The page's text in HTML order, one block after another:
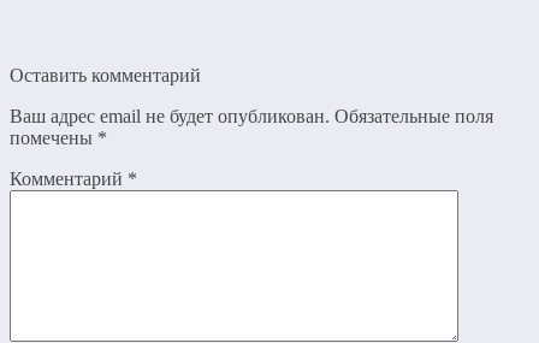
Оставить комментарий
Ваш адрес email не будет опубликован. Обязательные поля
помечены *
Комментарий *